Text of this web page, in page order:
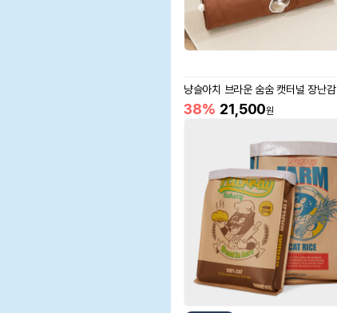
냥슬아치 브라운 숨숨 캣터널 장난감
38% 21,500원